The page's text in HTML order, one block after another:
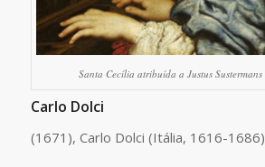
Santa Cecília atribuída a Justus Sustermans
Carlo Dolci
(1671), Carlo Dolci (Itália, 1616-1686)